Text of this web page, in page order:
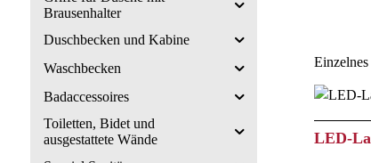
Brausenhalter
Duschbecken und Kabine
Waschbecken
Badaccessoires
Toiletten, Bidet und
ausgestattete Wände
LED-